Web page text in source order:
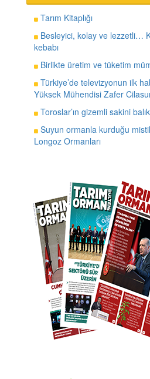
Tarım Kitaplığı
Besleyici, kolay ve lezzetli…
kebabı
Birlikte üretim ve tüketim
Türkiye’de televizyonun ilk
Yüksek Mühendisi Zafer
Toroslar’ın gizemli sakini
Suyun ormanla kurduğu
Longoz Ormanları